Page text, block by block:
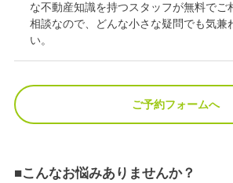
な不動産知識を持つスタッフが無料でご
相談なので、どんな小さな疑問でも気兼
い。
ご予約フォームへ
■こんなお悩みありませんか？